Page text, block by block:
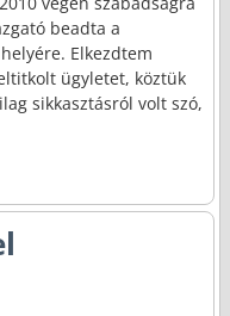
beadta a
Elkezdtem
ügyletet, köztük
sikkasztásról volt szó,